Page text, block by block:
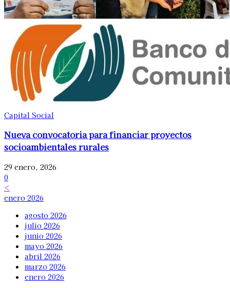
Capital Social
Nueva convocatoria para financiar proyectos
socioambientales rurales
29 enero, 2026
0
<
enero 2026
agosto 2026
julio 2026
junio 2026
mayo 2026
abril 2026
marzo 2026
enero 2026